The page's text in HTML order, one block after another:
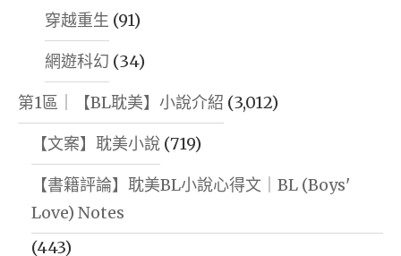
穿越重生 (91)
網遊科幻 (34)
第1區｜【BL耽美】小說介紹 (3,012)
【文案】耽美小說 (719)
【書籍評論】耽美BL小說心得文｜BL (Boys'
Love) Notes
(443)